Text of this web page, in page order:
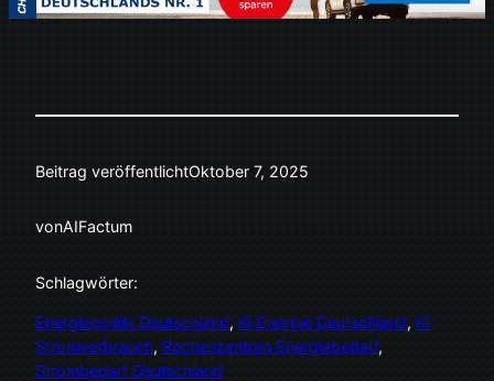
Beitrag veröffentlichtOktober 7, 2025
vonAIFactum
Schlagwörter:
Energiepolitik Deutschland, KI Energie Deutschland, KI
Stromverbrauch, Rechenzentren Energiebedarf
Strombedarf Deutschland